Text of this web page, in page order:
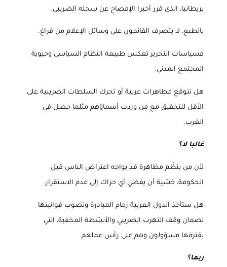
بريطانيا، الذي قرر أخيرا الإفصاح عن سجله الضريبي.
بالطبع، لا يتصرف القائمون على وسائل الإعلام من فراغ.
فسياسات التحرير تعكس طبيعة النظام السياسي وحيوية
المجتمع المدني.
هل نتوقع مظاهرات عربية أو تحرك السلطات الضريبية على
الأقل للتحقيق مع من وردت أسماؤهم مثلما حصل في
الغرب.
غالبا لا؟
لأن من ينظّم مظاهرة قد يواجه اعتراض الناس قبل
الحكومة، خشية أن يفضي أي حراك إلى عدم الاستقرار.
هل ستأخذ الدول العربية زمام المبادرة وتصوب قوانينها
لضمان وقف التهرب الضريبي والأنشطة المخفية، التي
يقترفها مسؤولون وهم على رأس عملهم.
ربما؟